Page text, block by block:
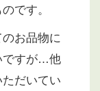
です。
お品物に
ですが…他
だいてい